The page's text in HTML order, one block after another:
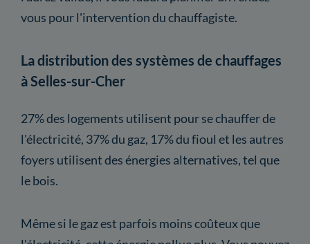
vous pour l'intervention du chauffagiste.
La distribution des systèmes de chauffages
à Selles-sur-Cher
27% des logements utilisent pour se chauffer de
l'électricité, 37% du gaz, 17% du fioul et les autres
foyers utilisent des énergies alternatives, tel que
le bois.
Même si le gaz est parfois moins coûteux que